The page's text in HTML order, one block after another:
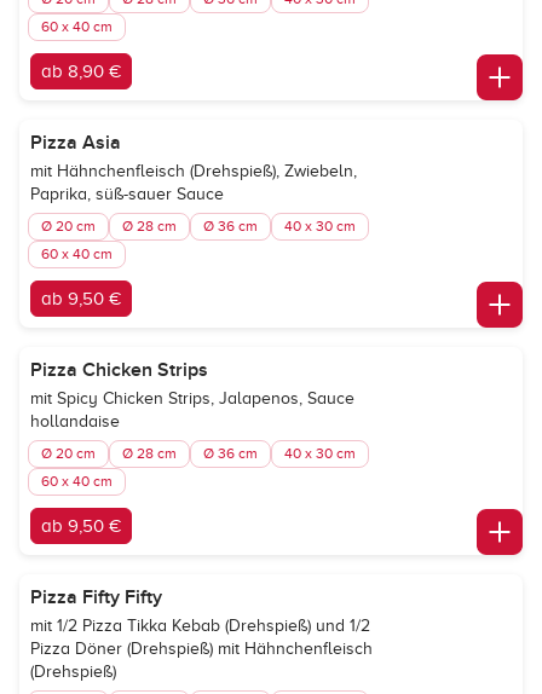
60 x 40 cm
ab 8,90 €
Pizza Asia
mit Hähnchenfleisch (Drehspieß), Zwiebeln,
Paprika, süß-sauer Sauce
Ø 20 cm Ø 28 cm Ø 36 cm
40 x 30 cm
60 x 40 cm
ab 9,50 €
Pizza Chicken Strips
mit Spicy Chicken Strips, Jalapenos, Sauce
hollandaise
Ø 20 cm Ø 28 cm Ø 36 cm
40 x 30 cm
60 x 40 cm
ab 9,50 €
Pizza Fifty Fifty
mit 1/2 Pizza Tikka Kebab (Drehspieß) und 1/2
Pizza Döner (Drehspieß) mit Hähnchenfleisch
(Drehspieß)